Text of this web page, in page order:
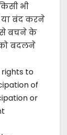
भी
बंद करने
से बचने के
बदलने
rights to
of
or